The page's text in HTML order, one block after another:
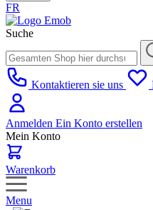
FR
Suche
Kontaktieren sie uns
Anmelden Ein Konto erstellen
Mein Konto
Warenkorb
Menu